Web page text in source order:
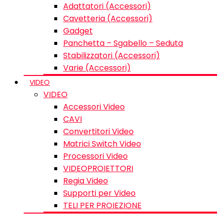
Adattatori (Accessori)
Cavetteria (Accessori)
Gadget
Panchetta – Sgabello – Seduta
Stabilizzatori (Accessori)
Varie (Accessori)
VIDEO
VIDEO
Accessori Video
CAVI
Convertitori Video
Matrici Switch Video
Processori Video
VIDEOPROIETTORI
Regia Video
Supporti per Video
TELI PER PROIEZIONE